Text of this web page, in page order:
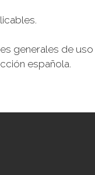
generales de
española.